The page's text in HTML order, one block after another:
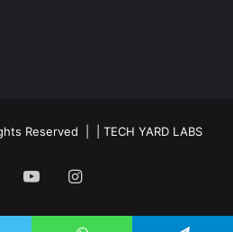
Reserved | | TECH YARD LABS
YouTubeInstagram